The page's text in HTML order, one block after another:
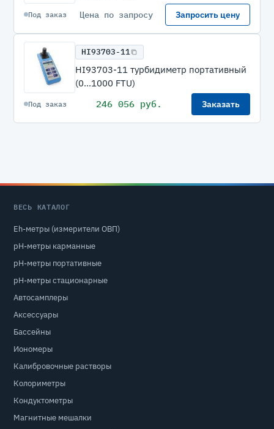
Под заказ Цена по запросу Запросить цену
HI93703-11
HI93703-11 турбидиметр портативный
(0...1000 FTU)
Под заказ 246 056 руб. Заказать
ВЕСЬ КАТАЛОГ
Eh-метры (измерители ОВП)
pH-метры карманные
pH-метры портативные
pH-метры стационарные
Автосамплеры
Аксессуары
Бассейны
Иономеры
Калибровочные растворы
Колориметры
Кондуктометры
Магнитные мешалки